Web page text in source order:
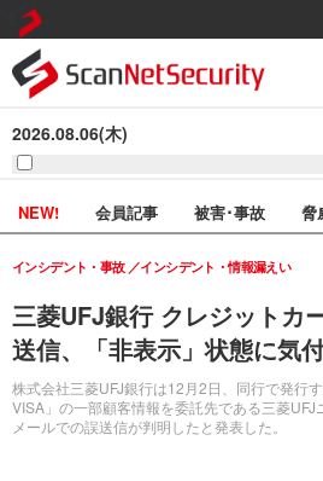
2026.08.06(木)
NEW! 会員記事 被害･事故 脅
三菱UFJ銀行 クレジットカ
送信、「非表示」状態に気
株式会社三菱UFJ銀行は12月2日、同行で発行
VISA」の一部顧客情報を委託先である三菱UFJ
メールでの誤送信が判明したと発表した。
インシデント・事故 インシデント・情報漏えい